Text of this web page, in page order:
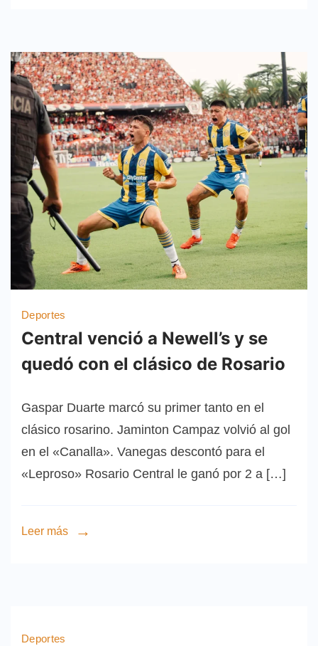
Deportes
Central venció a Newell’s y se
quedó con el clásico de Rosario
Gaspar Duarte marcó su primer tanto en el
clásico rosarino. Jaminton Campaz volvió al gol
en el «Canalla». Vanegas descontó para el
«Leproso» Rosario Central le ganó por 2 a […]
Leer más
Deportes